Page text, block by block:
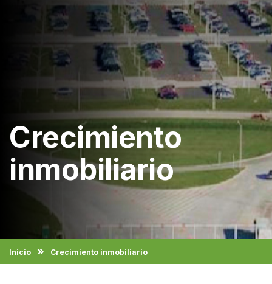
Descargas
Crecimiento
inmobiliario
Inicio Crecimiento inmobiliario